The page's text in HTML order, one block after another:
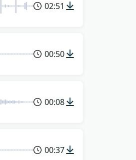
02:51
00:50
00:08
00:37